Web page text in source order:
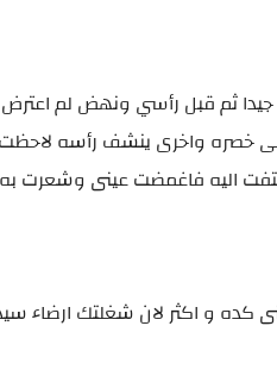
جيدا ثم قبل رأسي ونهض لم
واخرى ينشف رأسه
اليه فاغمضت عينى وشعرت
كده و اكثر لان شغلتك